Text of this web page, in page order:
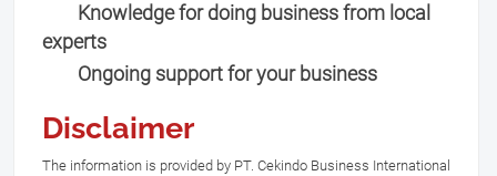
Knowledge for doing business from local
experts
Ongoing support for your business
Disclaimer
The information is provided by PT. Cekindo Business International